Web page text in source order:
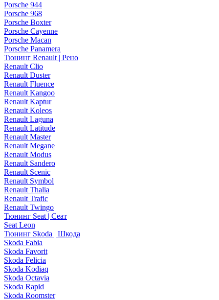
Porsche 944
Porsche 968
Porsche Boxter
Porsche Cayenne
Porsche Macan
Porsche Panamera
Тюнинг Renault | Рено
Renault Clio
Renault Duster
Renault Fluence
Renault Kangoo
Renault Kaptur
Renault Koleos
Renault Laguna
Renault Latitude
Renault Master
Renault Megane
Renault Modus
Renault Sandero
Renault Scenic
Renault Symbol
Renault Thalia
Renault Trafic
Renault Twingo
Тюнинг Seat | Сеат
Seat Leon
Тюнинг Skoda | Шкода
Skoda Fabia
Skoda Favorit
Skoda Felicia
Skoda Kodiaq
Skoda Octavia
Skoda Rapid
Skoda Roomster